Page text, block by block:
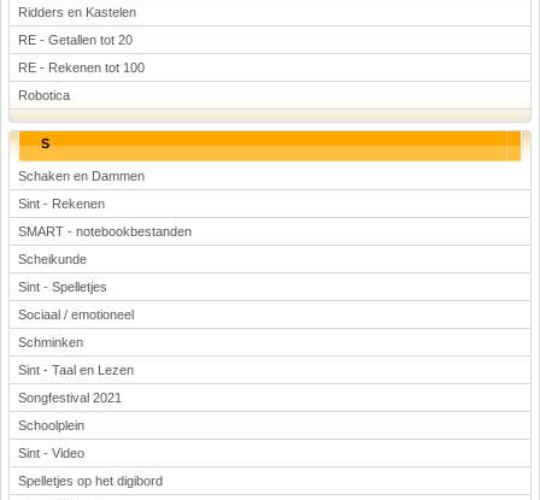
Ridders en Kastelen
RE - Getallen tot 20
RE - Rekenen tot 100
Robotica
S
Schaken en Dammen
Sint - Rekenen
SMART - notebookbestanden
Scheikunde
Sint - Spelletjes
Sociaal / emotioneel
Schminken
Sint - Taal en Lezen
Songfestival 2021
Schoolplein
Sint - Video
Spelletjes op het digibord